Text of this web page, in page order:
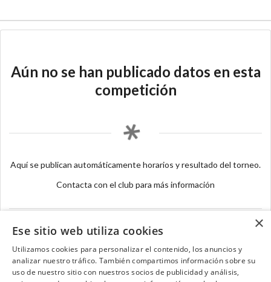
Aún no se han publicado datos en esta
competición
Aquí se publican automáticamente horarios y resultado del torneo.
Contacta con el club para más información
Contacta con el equipo de NextCaddy
×
Ese sitio web utiliza cookies
Utilizamos cookies para personalizar el contenido, los anuncios y
analizar nuestro tráfico. También compartimos información sobre su
uso de nuestro sitio con nuestros socios de publicidad y análisis,